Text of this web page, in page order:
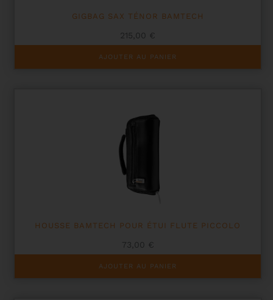
GIGBAG SAX TÉNOR BAMTECH
215,00 €
AJOUTER AU PANIER
HOUSSE BAMTECH POUR ÉTUI FLUTE PICCOLO
73,00 €
AJOUTER AU PANIER